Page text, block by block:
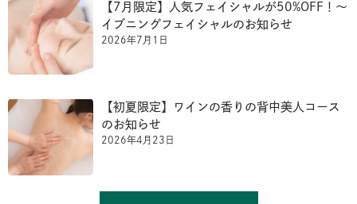
【7月限定】人気フェイシャルが50%OFF！〜
イブニングフェイシャルのお知らせ
2026年7月1日
【初夏限定】ワインの香りの背中美人コース
のお知らせ
2026年4月23日